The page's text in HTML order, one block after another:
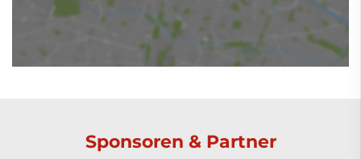
Sponsoren & Partner